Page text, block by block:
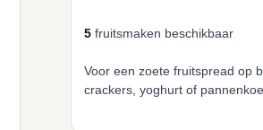
5 fruitsmaken beschikbaar
Voor een zoete fruitspread op
crackers, yoghurt of